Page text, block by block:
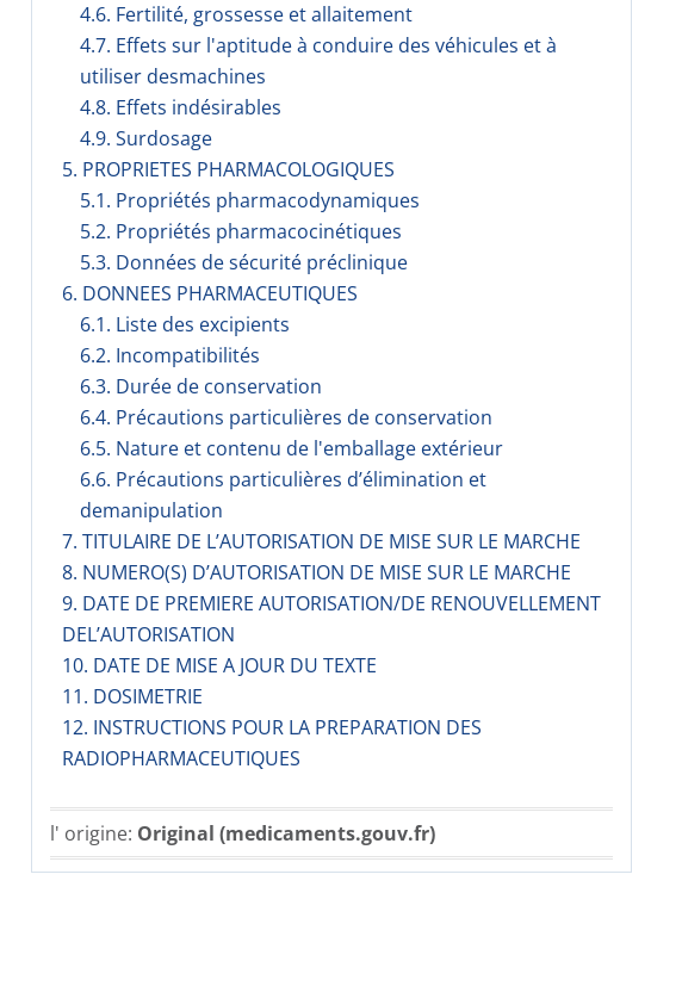
4.6. Fertilité, grossesse et allaitement
4.7. Effets sur l'aptitude à conduire des véhicules et à
utiliser desmachines
4.8. Effets indésirables
4.9. Surdosage
5. PROPRIETES PHARMACOLOGIQUES
5.1. Propriétés pharmacodynami­ques
5.2. Propriétés pharmacocinéti­ques
5.3. Données de sécurité préclinique
6. DONNEES PHARMACEUTIQUES
6.1. Liste des excipients
6.2. Incompati­bilités
6.3. Durée de conservation
6.4. Précautions particulières de conservation
6.5. Nature et contenu de l'emballage extérieur
6.6. Précautions particulières d’élimination et
demanipulation
7. TITULAIRE DE L’AUTORISATION DE MISE SUR LE MARCHE
8. NUMERO(S) D’AUTORISATION DE MISE SUR LE MARCHE
9. DATE DE PREMIERE AUTORISATION/DE RENOUVELLEMENT
DEL’AUTORISATION
10. DATE DE MISE A JOUR DU TEXTE
11. DOSIMETRIE
12. INSTRUCTIONS POUR LA PREPARATION DES
RADIOPHARMACE­UTIQUES
l' origine: Original (medicaments.gouv.fr)